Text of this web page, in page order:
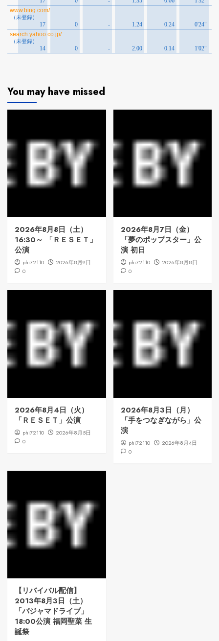
You may have missed
2026年8月8日（土）
16:30～ 「ＲＥＳＥＴ」
公演
phi72110
2026年8月9日
0
2026年8月7日（金）
「夢のポップスター」公
演 初日
phi72110
2026年8月8日
0
2026年8月4日（火）
「ＲＥＳＥＴ」公演
phi72110
2026年8月5日
0
2026年8月3日（月）
「手をつなぎながら」公
演
phi72110
2026年8月4日
0
【リバイバル配信】
2013年8月3日（土）
「パジャマドライブ」
18:00公演 福岡聖菜 生
誕祭